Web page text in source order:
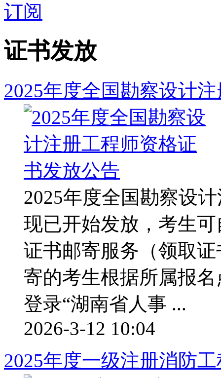
订阅
证书发放
2025年度全国勘察设计
2025年度全国勘察设
现已开始发放，考生
证书邮寄服务（领取
寄的考生根据所属报
登录“湖南省人事 ...
2026-3-12 10:04
2025年度一级注册消防